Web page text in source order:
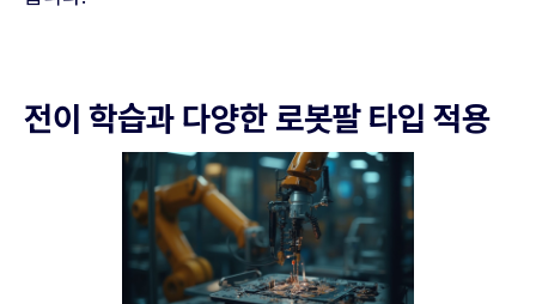
전이 학습과 다양한 로봇팔 타입 적용